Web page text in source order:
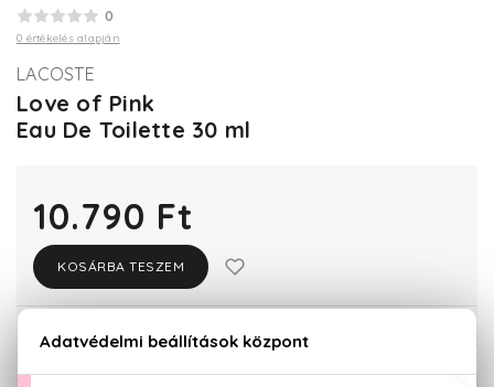
0
0 értékelés alapján
LACOSTE
Love of Pink
Eau De Toilette 30 ml
10.790 Ft
KOSÁRBA TESZEM
KISZERELÉS KIVÁLASZTÁSA